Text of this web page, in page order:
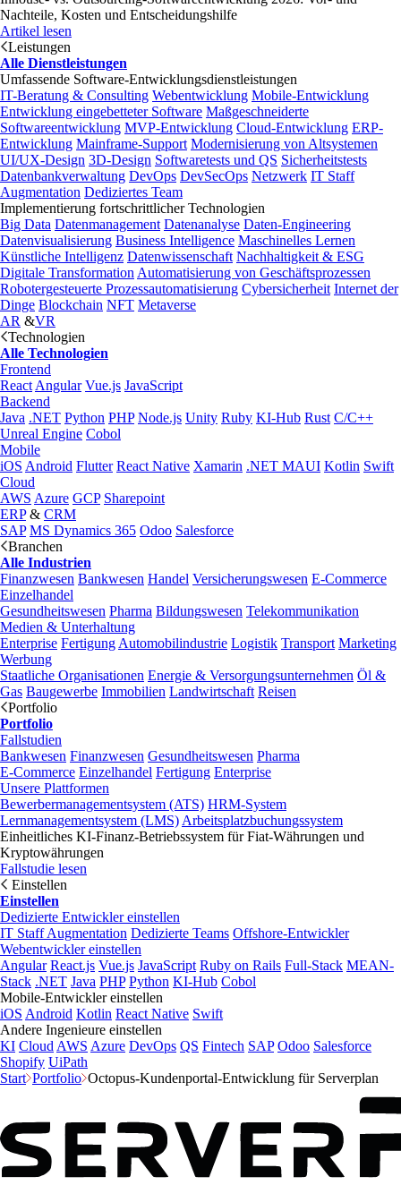
Nachteile, Kosten und Entscheidungshilfe
Artikel lesen
Leistungen
Alle Dienstleistungen
Umfassende Software-Entwicklungsdienstleistungen
IT-Beratung & Consulting Webentwicklung Mobile-Entwicklung
Entwicklung eingebetteter Software Maßgeschneiderte
Softwareentwicklung MVP-Entwicklung Cloud-Entwicklung ERP-
Entwicklung Mainframe-Support Modernisierung von Altsystemen
UI/UX-Design 3D-Design Softwaretests und QS Sicherheitstests
Datenbankverwaltung DevOps DevSecOps Netzwerk IT Staff
Augmentation Dediziertes Team
Implementierung fortschrittlicher Technologien
Big Data Datenmanagement Datenanalyse Daten-Engineering
Datenvisualisierung Business Intelligence Maschinelles Lernen
Künstliche Intelligenz Datenwissenschaft Nachhaltigkeit & ESG
Digitale Transformation Automatisierung von Geschäftsprozessen
Robotergesteuerte Prozessautomatisierung Cybersicherheit Internet der
Dinge Blockchain NFT Metaverse
AR &VR
Technologien
Alle Technologien
Frontend
React Angular Vue.js JavaScript
Backend
Java .NET Python PHP Node.js Unity Ruby KI-Hub Rust C/C++
Unreal Engine Cobol
Mobile
iOS Android Flutter React Native Xamarin .NET MAUI Kotlin Swift
Cloud
AWS Azure GCP Sharepoint
ERP& CRM
SAP MS Dynamics 365 Odoo Salesforce
Branchen
Alle Industrien
Finanzwesen Bankwesen Handel Versicherungswesen E-Commerce
Einzelhandel
Gesundheitswesen Pharma Bildungswesen Telekommunikation
Medien & Unterhaltung
Enterprise Fertigung Automobilindustrie Logistik Transport Marketing
Werbung
Staatliche Organisationen Energie & Versorgungsunternehmen Öl &
Gas Baugewerbe Immobilien Landwirtschaft Reisen
Portfolio
Portfolio
Fallstudien
Bankwesen Finanzwesen Gesundheitswesen Pharma
E-Commerce Einzelhandel Fertigung Enterprise
Unsere Plattformen
Bewerbermanagementsystem (ATS) HRM-System
Lernmanagementsystem (LMS) Arbeitsplatzbuchungssystem
Einheitliches KI-Finanz-Betriebssystem für Fiat-Währungen und
Kryptowährungen
Fallstudie lesen
Einstellen
Einstellen
Dedizierte Entwickler einstellen
IT Staff Augmentation Dedizierte Teams Offshore-Entwickler
Webentwickler einstellen
Angular React.js Vue.js JavaScript Ruby on Rails Full-Stack MEAN-
Stack .NET Java PHP Python KI-Hub Cobol
Mobile-Entwickler einstellen
iOS Android Kotlin React Native Swift
Andere Ingenieure einstellen
KI Cloud AWS Azure DevOps QS Fintech SAP Odoo Salesforce
Shopify UiPath
Start Portfolio Octopus-Kundenportal-Entwicklung für Serverplan